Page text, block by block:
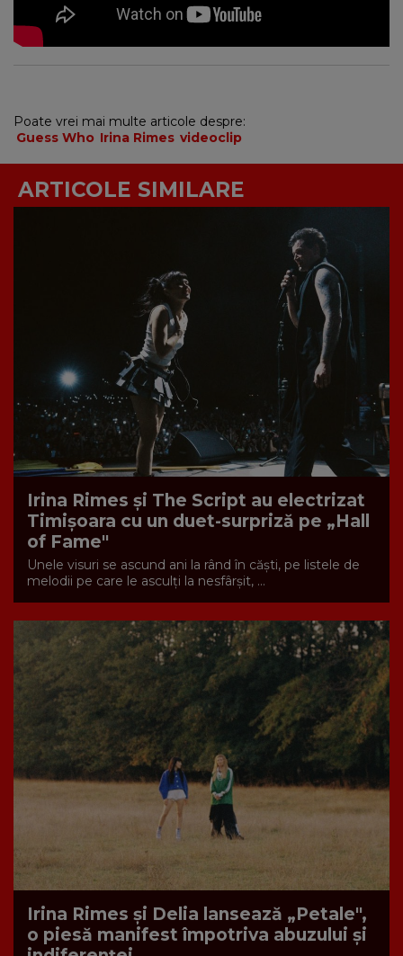
Poate vrei mai multe articole despre:
Guess Who Irina Rimes videoclip
ARTICOLE SIMILARE
Irina Rimes și The Script au electrizat
Timișoara cu un duet-surpriză pe „Hall
of Fame"
Unele visuri se ascund ani la rând în căști, pe listele de
melodii pe care le asculți la nesfârșit, ...
Irina Rimes și Delia lansează „Petale",
o piesă manifest împotriva abuzului și